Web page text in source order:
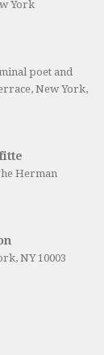
York
poet and
New York,
Herman
NY 10003